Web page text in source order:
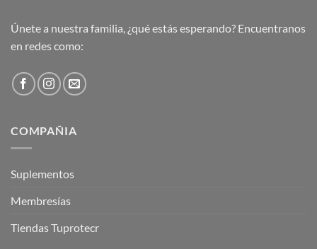
Únete a nuestra familia, ¿qué estás esperando? Encuentranos
en redes como:
COMPAÑIA
Suplementos
Membresías
Tiendas Tuprotecr